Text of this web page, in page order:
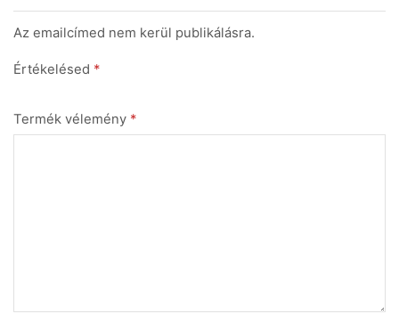
Az emailcímed nem kerül publikálásra.
Értékelésed *
Termék vélemény *